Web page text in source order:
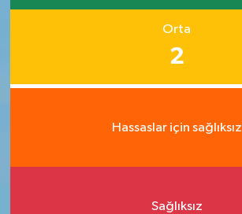
Orta
2
Hassaslar için sağlıksız
Sağlıksız